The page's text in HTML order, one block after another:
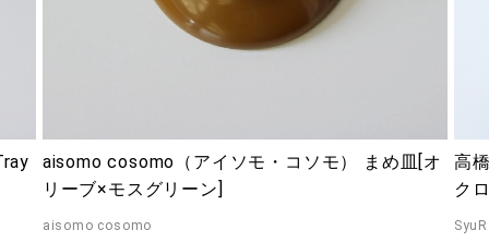
aisomo cosomo（アイソモ・コソモ） まめ皿[オ
リーブ×モスグリーン]
aisomo cosomo
高
ク